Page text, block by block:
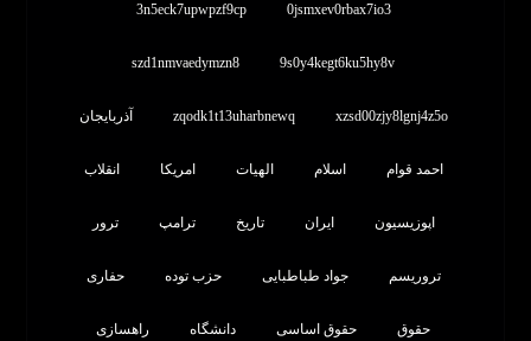
0jsmxev0rbax7io3
3n5eck7upwpzf9cp
9s0y4kegt6ku5hy8v
szd1nmvaedymzn8
xzsd00zjy8lgnj4z5o
zqodk1t13uharbnewq آذربایجان
احمد قوام اسلام الهیات امریکا انقلاب
اپوزیسیون ایران تاریخ ترامپ ترور
تروریسم جواد طباطبایی حزب توده حفاری
حقوق حقوق اساسی دانشگاه راهسازی